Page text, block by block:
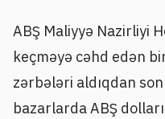
ABŞ Maliyyə Nazirliyi
keçməyə cəhd edən
zərbələri aldıqdan
bazarlarda ABŞ dolları